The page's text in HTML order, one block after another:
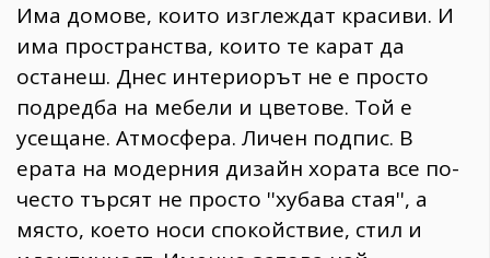
ПОСЛЕДВАЙТЕ
НИ
Има домове, които изглеждат красиви. И
има пространства, които те карат да
останеш. Днес интериорът не е просто
подредба на мебели и цветове. Той е
усещане. Атмосфера. Личен подпис. В
ерата на модерния дизайн хората все по-
често търсят не просто ''хубава стая'', а
място, което носи спокойствие, стил и